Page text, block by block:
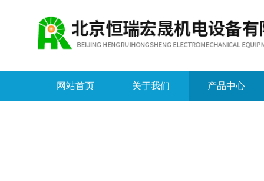
网站首页 关于我们 产品中心